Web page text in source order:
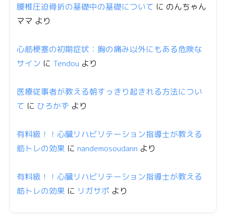
腰椎圧迫骨折の基礎中の基礎について に のんちゃん
ママ より
心筋梗塞の初期症状：胸の痛み以外にもある危険な
サイン に Tendou より
医療従事者が教える朝すっきり起きれる方法につい
て に ひろかず より
有料級！！心臓リハビリテーション指導士が教える
筋トレの効果 に nandemosoudann より
有料級！！心臓リハビリテーション指導士が教える
筋トレの効果 に リガサポ より